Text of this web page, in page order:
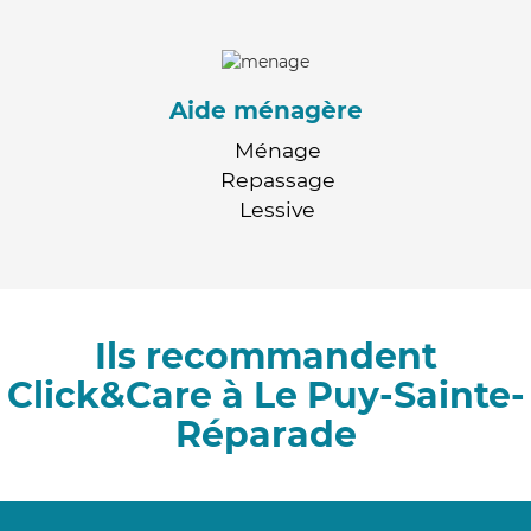
Aide ménagère
Ménage
Repassage
Lessive
Ils recommandent
Click&Care à Le Puy-Sainte-
Réparade